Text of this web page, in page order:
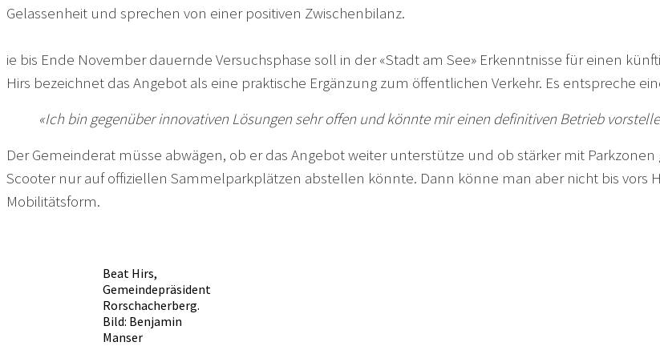
Gelassenheit und sprechen von einer positiven Zwischenbilanz.
ie bis Ende November dauernde Versuchsphase soll in der «Stadt am See» Erkenntnisse für einen
Hirs bezeichnet das Angebot als eine praktische Ergänzung zum öffentlichen Verkehr. Es entspreche
«Ich bin gegenüber innovativen Lösungen sehr offen und könnte mir einen definitiven Betrieb
Der Gemeinderat müsse abwägen, ob er das Angebot weiter unterstütze und ob stärker mit
Scooter nur auf offiziellen Sammelparkplätzen abstellen könnte. Dann könne man aber nicht bis vors
Mobilitätsform.
Beat Hirs,
Gemeindepräsident
Rorschacherberg.
Bild: Benjamin
Manser